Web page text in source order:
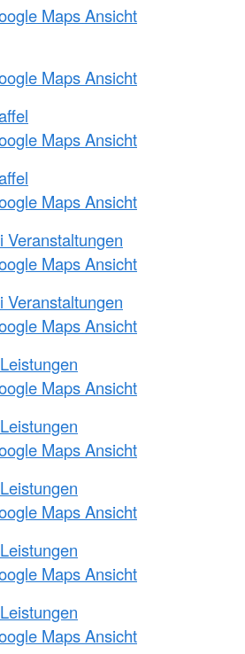
Maps Ansicht
Maps Ansicht
Maps Ansicht
Maps Ansicht
Veranstaltungen
Maps Ansicht
Veranstaltungen
Maps Ansicht
Maps Ansicht
Maps Ansicht
Maps Ansicht
Maps Ansicht
Maps Ansicht